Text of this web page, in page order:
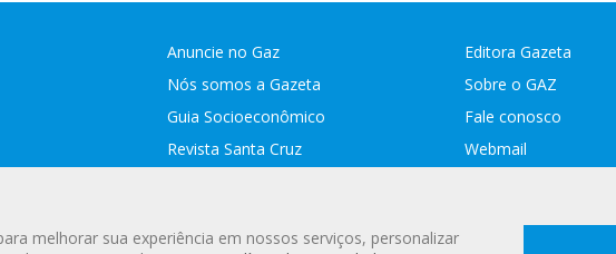
Anuncie no Gaz
Nós somos a Gazeta
Guia Socioeconômico
Revista Santa Cruz
Editora Gazeta
Sobre o GAZ
Fale conosco
Webmail
melhorar sua experiência em nossos serviços, personalizar